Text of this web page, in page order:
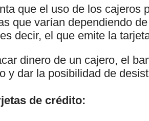
que el uso de los cajeros
que varían dependiendo
decir, el que emite la
dinero de un cajero, el
y dar la posibilidad de
de crédito: